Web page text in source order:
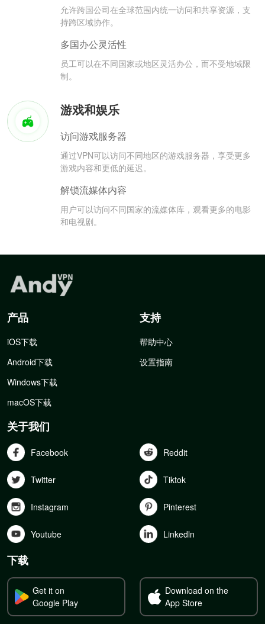
允许跨国公司在全球范围内统一访问和共享资源，支
持跨区域协作。
多国办公灵活性
员工可以在不同国家或地区灵活办公，而不受地域限
制。
游戏和娱乐
访问游戏服务器
通过VPN可以访问不同地区的游戏服务器，享受更多
游戏内容和更低的延迟。
解锁流媒体内容
用户可以访问不同国家的流媒体库，观看更多的电影
和电视剧。
产品
iOS下载
Android下载
Windows下载
macOS下载
支持
帮助中心
设置指南
关于我们
Facebook Reddit
Twitter Tiktok
Instagram Pinterest
Youtube Linkedln
下载
Get it on
Google Play
Download on the
App Store